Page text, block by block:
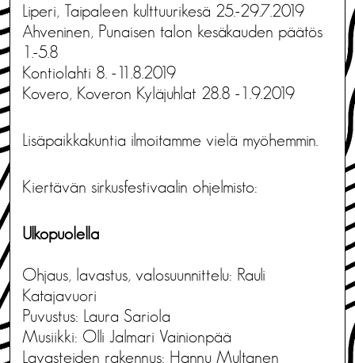
Liperi, Taipaleen kulttuurikesä 25.-29.7.2019
Ahveninen, Punaisen talon kesäkauden päätös
1.-5.8
Kontiolahti 8. -11.8.2019
Kovero, Koveron Kyläjuhlat 28.8 -1.9.2019
Lisäpaikkakuntia ilmoitamme vielä myöhemmin.
Kiertävän sirkusfestivaalin ohjelmisto:
Ulkopuolella
Ohjaus, lavastus, valosuunnittelu: Rauli
Katajavuori
Puvustus: Laura Sariola
Musiikki: Olli Jalmari Vainionpää
Lavasteiden rakennus: Hannu Multanen